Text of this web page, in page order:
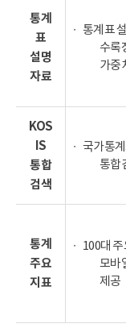
통계
표
설명
자료
통계표
수록
가중
KOS
IS
통합
검색
국가통
통합
통계
주요
지표
100대
모바
제공